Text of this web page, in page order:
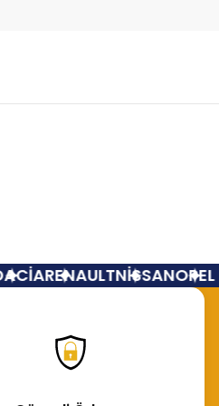
RENAULTNİSSANOPEL